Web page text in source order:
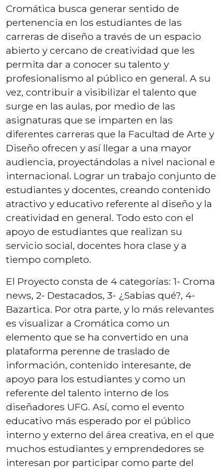
Cromática busca generar sentido de
pertenencia en los estudiantes de las
carreras de diseño a través de un espacio
abierto y cercano de creatividad que les
permita dar a conocer su talento y
profesionalismo al público en general. A su
vez, contribuir a visibilizar el talento que
surge en las aulas, por medio de las
asignaturas que se imparten en las
diferentes carreras que la Facultad de Arte y
Diseño ofrecen y así llegar a una mayor
audiencia, proyectándolas a nivel nacional e
internacional. Lograr un trabajo conjunto de
estudiantes y docentes, creando contenido
atractivo y educativo referente al diseño y la
creatividad en general. Todo esto con el
apoyo de estudiantes que realizan su
servicio social, docentes hora clase y a
tiempo completo.
El Proyecto consta de 4 categorías: 1- Croma
news, 2- Destacados, 3- ¿Sabias qué?, 4-
Bazartica. Por otra parte, y lo más relevantes
es visualizar a Cromática como un
elemento que se ha convertido en una
plataforma perenne de traslado de
información, contenido interesante, de
apoyo para los estudiantes y como un
referente del talento interno de los
diseñadores UFG. Así, como el evento
educativo más esperado por el público
interno y externo del área creativa, en el que
muchos estudiantes y emprendedores se
interesan por participar como parte del